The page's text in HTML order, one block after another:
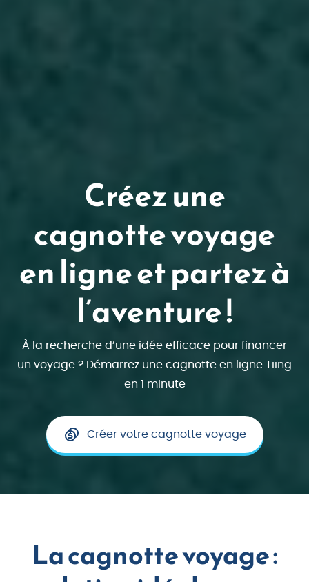
Créez une
cagnotte voyage
en ligne et partez à
l’aventure !
À la recherche d’une idée efficace pour financer
un voyage ? Démarrez une cagnotte en ligne Tiing
en 1 minute
Créer votre cagnotte voyage
La cagnotte voyage :